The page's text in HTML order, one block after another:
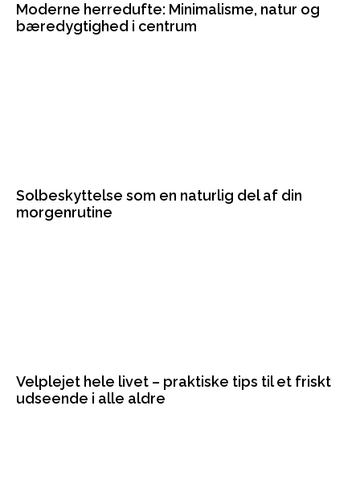
Moderne herredufte: Minimalisme, natur og
bæredygtighed i centrum
Solbeskyttelse som en naturlig del af din
morgenrutine
Velplejet hele livet – praktiske tips til et friskt
udseende i alle aldre